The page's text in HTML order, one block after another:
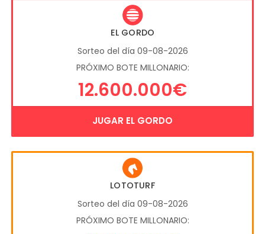
EL GORDO
Sorteo del día 09-08-2026
PRÓXIMO BOTE MILLONARIO:
12.600.000€
JUGAR EL GORDO
LOTOTURF
Sorteo del día 09-08-2026
PRÓXIMO BOTE MILLONARIO: